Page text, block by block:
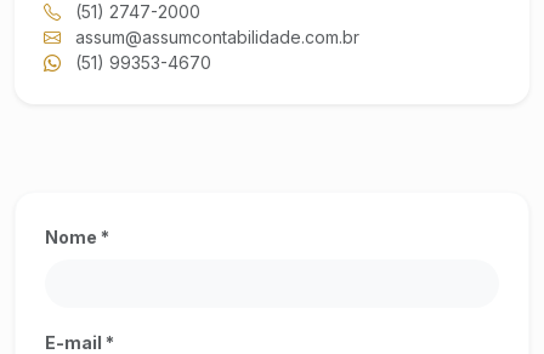
(51) 2747-2000
assum@assumcontabilidade.com.br
(51) 99353-4670
Nome *
E-mail *